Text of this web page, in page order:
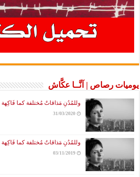
يوميات رصاص | آنَّــا عكَّاش
وللمُدُنِ مَذاقاتٌ مُختلفة كما فَاكِهة
31/03/2020
وللمُدُنِ مَذاقاتٌ مُختلفة كما فَاكِهة
03/11/2019